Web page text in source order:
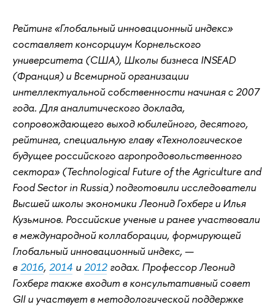
Рейтинг «Глобальный инновационный индекс»
составляет консорциум Корнельского
университета (США), Школы бизнеса INSEAD
(Франция) и Всемирной организации
интеллектуальной собственности начиная с 2007
года. Для аналитического доклада,
сопровождающего выход юбилейного, десятого,
рейтинга, специальную главу «Технологическое
будущее российского агропродовольственного
сектора» (Technological Future of the Agriculture and
Food Sector in Russia) подготовили исследователи
Высшей школы экономики Леонид Гохберг и Илья
Кузьминов. Российские ученые и ранее участвовали
в международной коллаборации, формирующей
Глобальный инновационный индекс, —
в2016, 2014 и 2012годах. Профессор Леонид
Гохберг также входит в консультативный совет
GII и участвует в методологической поддержке